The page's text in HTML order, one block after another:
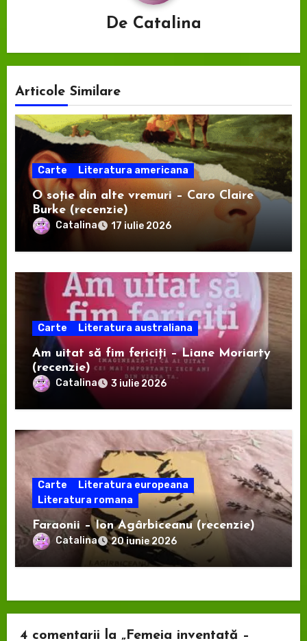
De Catalina
Articole Similare
Carte Literatura americana
O soție din alte vremuri – Caro Claire
Burke (recenzie)
Catalina 17 iulie 2026
Carte Literatura australiana
Am uitat să fim fericiți – Liane Moriarty
(recenzie)
Catalina 3 iulie 2026
Carte
Literatura europeana
Literatura romana
Faraonii – Ion Agârbiceanu (recenzie)
Catalina 20 iunie 2026
4 comentarii la „Femeia inventată –